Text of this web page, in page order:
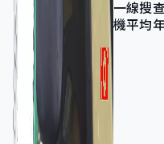
一線搜
機平均